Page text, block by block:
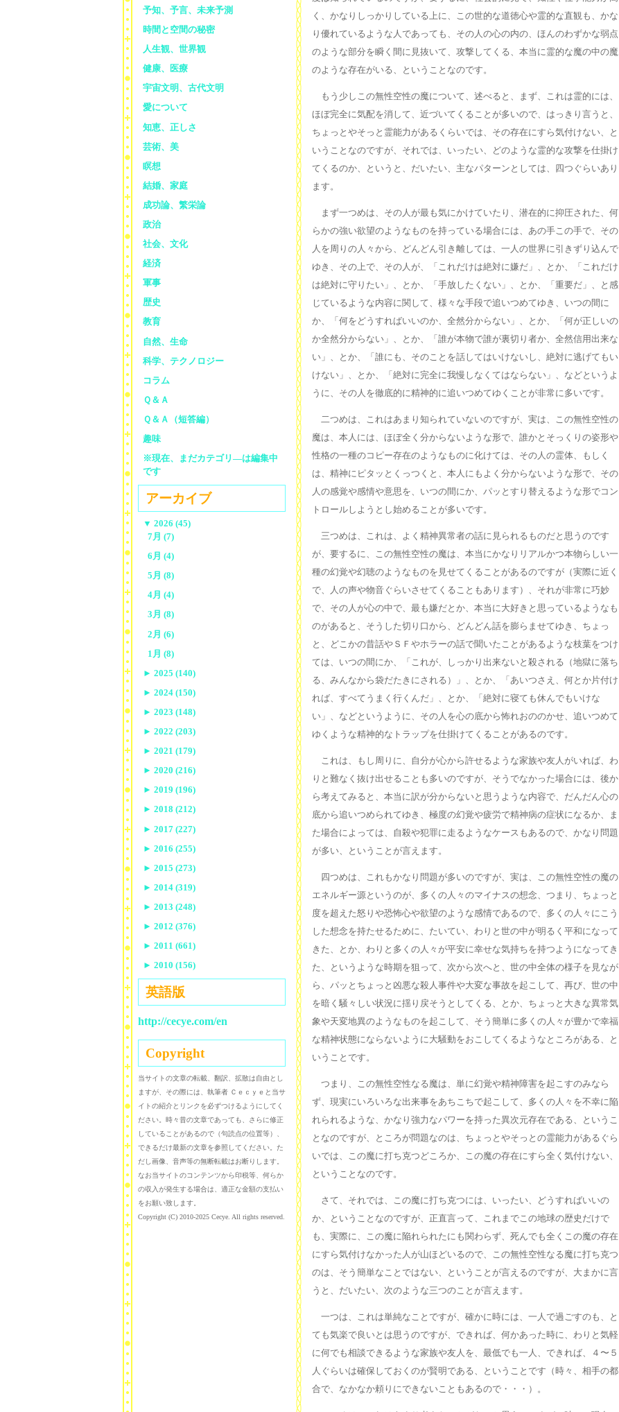
く、かなりしっかりしている上に、この世的な道徳心や霊的な直観も、かな
り優れているような人であっても、その人の心の内の、ほんのわずかな弱点
のような部分を瞬く間に見抜いて、攻撃してくる、本当に霊的な魔の中の魔
のような存在がいる、ということなのです。
もう少しこの無性空性の魔について、述べると、まず、これは霊的には、
ほぼ完全に気配を消して、近づいてくることが多いので、はっきり言うと、
ちょっとやそっと霊能力があるくらいでは、その存在にすら気付けない、と
いうことなのですが、それでは、いったい、どのような霊的な攻撃を仕掛け
てくるのか、というと、だいたい、主なパターンとしては、四つぐらいあり
ます。
まず一つめは、その人が最も気にかけていたり、潜在的に抑圧された、何
らかの強い欲望のようなものを持っている場合には、あの手この手で、その
人を周りの人々から、どんどん引き離しては、一人の世界に引きずり込んで
ゆき、その上で、その人が、「これだけは絶対に嫌だ」、とか、「これだけ
は絶対に守りたい」、とか、「手放したくない」、とか、「重要だ」、と感
じているような内容に関して、様々な手段で追いつめてゆき、いつの間に
か、「何をどうすればいいのか、全然分からない」、とか、「何が正しいの
か全然分からない」、とか、「誰が本物で誰が裏切り者か、全然信用出来な
い」、とか、「誰にも、そのことを話してはいけないし、絶対に逃げてもい
けない」、とか、「絶対に完全に我慢しなくてはならない」、などというよ
うに、その人を徹底的に精神的に追いつめてゆくことが非常に多いです。
二つめは、これはあまり知られていないのですが、実は、この無性空性の
魔は、本人には、ほぼ全く分からないような形で、誰かとそっくりの姿形や
性格の一種のコピー存在のようなものに化けては、その人の霊体、もしく
は、精神にピタッとくっつくと、本人にもよく分からないような形で、その
人の感覚や感情や意思を、いつの間にか、パッとすり替えるような形でコン
トロールしようとし始めることが多いです。
三つめは、これは、よく精神異常者の話に見られるものだと思うのです
が、要するに、この無性空性の魔は、本当にかなりリアルかつ本物らしい一
種の幻覚や幻聴のようなものを見せてくることがあるのですが（実際に近く
で、人の声や物音ぐらいさせてくることもあります）、それが非常に巧妙
で、その人が心の中で、最も嫌だとか、本当に大好きと思っているようなも
のがあると、そうした切り口から、どんどん話を膨らませてゆき、ちょっ
と、どこかの昔話やＳＦやホラーの話で聞いたことがあるような枝葉をつけ
ては、いつの間にか、「これが、しっかり出来ないと殺される（地獄に落ち
る、みんなから袋だたきにされる）」、とか、「あいつさえ、何とか片付け
れば、すべてうまく行くんだ」、とか、「絶対に寝ても休んでもいけな
い」、などというように、その人を心の底から怖れおののかせ、追いつめて
ゆくような精神的なトラップを仕掛けてくることがあるのです。
これは、もし周りに、自分が心から許せるような家族や友人がいれば、わ
りと難なく抜け出せることも多いのですが、そうでなかった場合には、後か
ら考えてみると、本当に訳が分からないと思うような内容で、だんだん心の
底から追いつめられてゆき、極度の幻覚や疲労で精神病の症状になるか、ま
た場合によっては、自殺や犯罪に走るようなケースもあるので、かなり問題
が多い、ということが言えます。
四つめは、これもかなり問題が多いのですが、実は、この無性空性の魔の
エネルギー源というのが、多くの人々のマイナスの想念、つまり、ちょっと
度を超えた怒りや恐怖心や欲望のような感情であるので、多くの人々にこう
した想念を持たせるために、たいてい、わりと世の中が明るく平和になって
きた、とか、わりと多くの人々が平安に幸せな気持ちを持つようになってき
た、というような時期を狙って、次から次へと、世の中全体の様子を見なが
ら、パッとちょっと凶悪な殺人事件や大変な事故を起こして、再び、世の中
を暗く騒々しい状況に揺り戻そうとしてくる、とか、ちょっと大きな異常気
象や天変地異のようなものを起こして、そう簡単に多くの人々が豊かで幸福
な精神状態にならないように大騒動をおこしてくるようなところがある、と
いうことです。
つまり、この無性空性なる魔は、単に幻覚や精神障害を起こすのみなら
ず、現実にいろいろな出来事をあちこちで起こして、多くの人々を不幸に陥
れられるような、かなり強力なパワーを持った異次元存在である、というこ
となのですが、ところが問題なのは、ちょっとやそっとの霊能力があるぐら
いでは、この魔に打ち克つどころか、この魔の存在にすら全く気付けない、
ということなのです。
さて、それでは、この魔に打ち克つには、いったい、どうすればいいの
か、ということなのですが、正直言って、これまでこの地球の歴史だけで
も、実際に、この魔に陥れられたにも関わらず、死んでも全くこの魔の存在
にすら気付けなかった人が山ほどいるので、この無性空性なる魔に打ち克つ
のは、そう簡単なことではない、ということが言えるのですが、大まかに言
うと、だいたい、次のような三つのことが言えます。
一つは、これは単純なことですが、確かに時には、一人で過ごすのも、と
ても気楽で良いとは思うのですが、できれば、何かあった時に、わりと気軽
に何でも相談できるような家族や友人を、最低でも一人、できれば、４〜５
人ぐらいは確保しておくのが賢明である、ということです（時々、相手の都
合で、なかなか頼りにできないこともあるので・・・）。
予知、予言、未来予測
時間と空間の秘密
人生観、世界観
健康、医療
宇宙文明、古代文明
愛について
知恵、正しさ
芸術、美
瞑想
結婚、家庭
成功論、繁栄論
政治
社会、文化
経済
軍事
歴史
教育
自然、生命
科学、テクノロジー
コラム
Ｑ＆Ａ
Ｑ＆Ａ（短答編）
趣味
※現在、まだカテゴリ—は編集中
です
アーカイブ
▼ 2026 (45)
7月 (7)
6月 (4)
5月 (8)
4月 (4)
3月 (8)
2月 (6)
1月 (8)
► 2025 (140)
► 2024 (150)
► 2023 (148)
► 2022 (203)
► 2021 (179)
► 2020 (216)
► 2019 (196)
► 2018 (212)
► 2017 (227)
► 2016 (255)
► 2015 (273)
► 2014 (319)
► 2013 (248)
► 2012 (376)
► 2011 (661)
► 2010 (156)
英語版
http://cecye.com/en
Copyright
当サイトの文章の転載、翻訳、拡散は自由とし
ますが、その際には、執筆者 Ｃｅｃｙｅと当サ
イトの紹介とリンクを必ずつけるようにしてく
ださい。時々昔の文章であっても、さらに修正
していることがあるので（句読点の位置等）、
できるだけ最新の文章を参照してください。た
だし画像、音声等の無断転載はお断りします。
なお当サイトのコンテンツから印税等、何らか
の収入が発生する場合は、適正な金額の支払い
をお願い致します。
Copyright (C) 2010-2025 Cecye. All rights reserved.